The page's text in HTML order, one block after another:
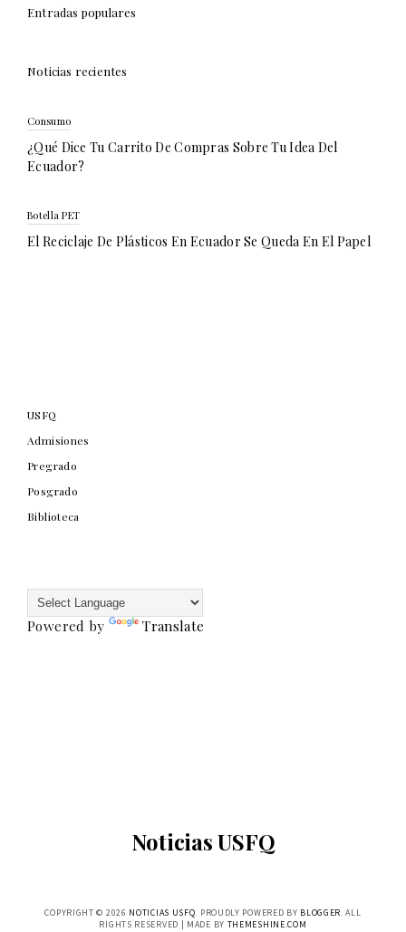
Entradas populares
Noticias recientes
Consumo
¿Qué Dice Tu Carrito De Compras Sobre Tu Idea Del
Ecuador?
Botella PET
El Reciclaje De Plásticos En Ecuador Se Queda En El Papel
USFQ
Admisiones
Pregrado
Posgrado
Biblioteca
Powered by Translate
Noticias USFQ
COPYRIGHT © 2026 NOTICIAS USFQ. PROUDLY POWERED BY BLOGGER. ALL
RIGHTS RESERVED | MADE BY THEMESHINE.COM